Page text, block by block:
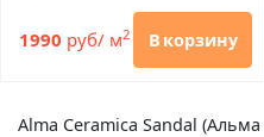
1990 руб/ м2 В корзину
Alma Ceramica Sandal